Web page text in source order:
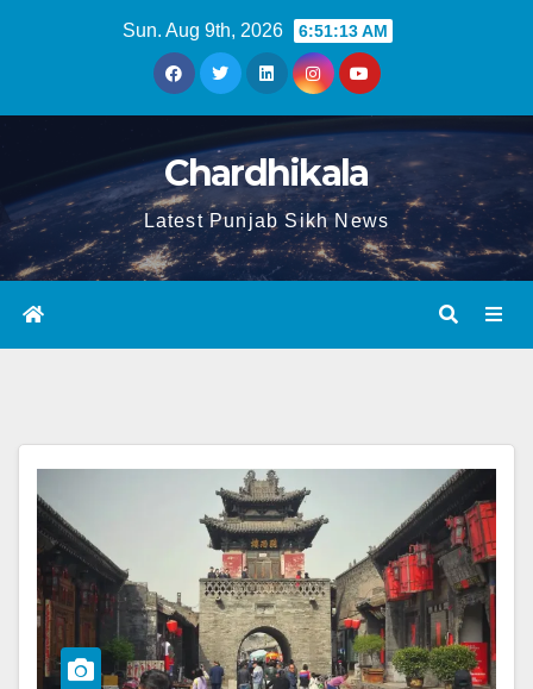
Sun. Aug 9th, 2026 6:51:13 AM
Chardhikala
Latest Punjab Sikh News